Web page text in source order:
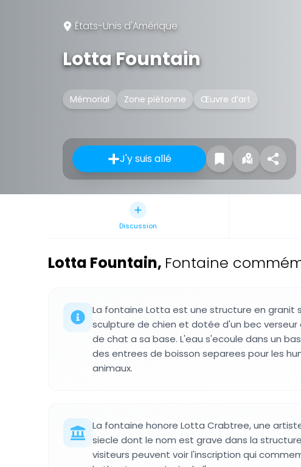
États-Unis d'Amérique
Lotta Fountain
Mémorial Zone piétonne Œuvre d’art
J'y suis allé
Discussion
Lotta Fountain, Fontaine
La fontaine Lotta est une structure en granit
sculpture de chien et dotée d'un bec
de chat a sa base. L'eau s'ecoule dans un
des entrees de boisson separees pour les
animaux.
La fontaine honore Lotta Crabtree, une
siecle dont le nom est grave dans la
visiteurs peuvent voir l'inscription qui